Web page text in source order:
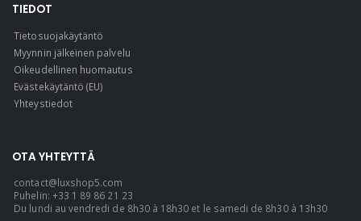
TIEDOT
Tietosuojakäytäntö
Myynnin jälkeinen palvelu
Oikeudellinen huomautus
Evästekäytäntö (EU)
Yhteystiedot
OTA YHTEYTTÄ
contact@luxshop5.com
Puhelin: +33 1 89 86 21 23
Du lundi au vendredi de 8h30 à 18h30 et le samedi de 8h30 à 13h30